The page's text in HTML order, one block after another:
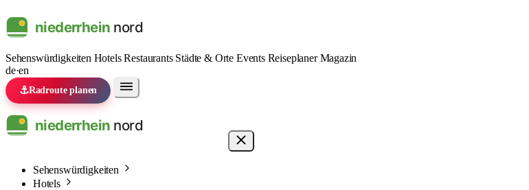
Sehenswürdigkeiten HotelsRestaurants Städte & Orte Events ReiseplanerMagazin
de·en
⚓Radroute planen
Sehenswürdigkeiten
Hotels